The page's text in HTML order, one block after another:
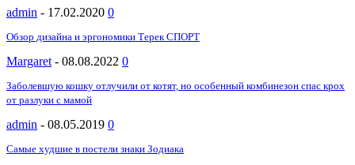
admin - 17.02.2020 0
Обзор дизайна и эргономики Терек СПОРТ
Margaret - 08.08.2022 0
Заболевшую кошку отлучили от котят, но особенный комбинезон спас крох
от разлуки с мамой
admin - 08.05.2019 0
Самые худшие в постели знаки Зодиака